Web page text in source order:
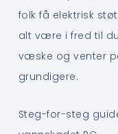
folk få elektrisk
alt være i fred til
væske og venter
grundigere.
Steg-for-steg